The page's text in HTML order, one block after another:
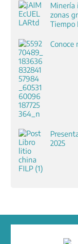
Minería
zonas
Tiempo
Conoce
2025